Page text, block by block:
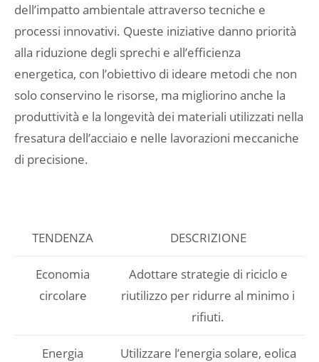
dell’impatto ambientale attraverso tecniche e
processi innovativi. Queste iniziative danno priorità
alla riduzione degli sprechi e all’efficienza
energetica, con l’obiettivo di ideare metodi che non
solo conservino le risorse, ma migliorino anche la
produttività e la longevità dei materiali utilizzati nella
fresatura dell’acciaio e nelle lavorazioni meccaniche
di precisione.
TENDENZA DESCRIZIONE
Economia
circolare
Adottare strategie di riciclo e
riutilizzo per ridurre al minimo i
rifiuti.
Energia
Utilizzare l’energia solare, eolica